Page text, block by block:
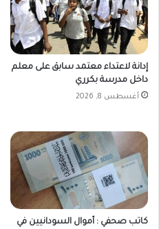
إدانة لاعتداء معتمد سابق على معلم
داخل مدرسة بكرري
أغسطس 8, 2026
كاتب صحفي : أموال السودانيين في